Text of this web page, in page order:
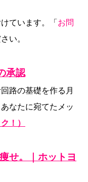
ています。「 お問
い。
承認
路の基礎を作る月
なたに宛てたメッ
！）
せ。｜ホットヨ